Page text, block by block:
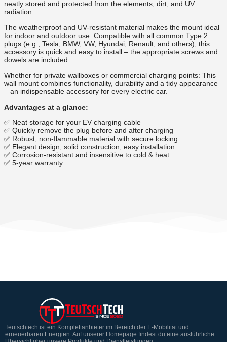
neatly stored and protected from the elements, dirt, and UV
radiation.
The weatherproof and UV-resistant material makes the mount ideal
for indoor and outdoor use. Compatible with all common Type 2
plugs (e.g., Tesla, BMW, VW, Hyundai, Renault, and others), this
accessory is quick and easy to install – the appropriate screws and
dowels are included.
Whether for private wallboxes or commercial charging points: This
wall mount combines functionality, durability and a tidy appearance
– an indispensable accessory for every electric car.
Advantages at a glance:
✅ Neat storage for your EV charging cable
✅ Quickly remove the plug before and after charging
✅ Robust, non-flammable material with secure locking
✅ Elegant design, solid construction, easy installation
✅ Corrosion-resistant and insensitive to cold & heat
✅ 5-year warranty
Teutschtech ist ein Komplettanbieter im Bereich der E-Mobilität und
erneuerbaren Energien. Auf unserer Homepage findest du eine ausführliche